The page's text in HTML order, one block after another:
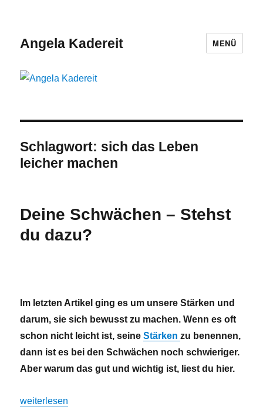
Angela Kadereit MENÜ
Schlagwort: sich das Leben
leicher machen
Deine Schwächen – Stehst
du dazu?
Im letzten Artikel ging es um unsere Stärken und
darum, sie sich bewusst zu machen. Wenn es oft
schon nicht leicht ist, seineStärkenzu benennen,
dann ist es bei den Schwächen noch schwieriger.
Aber warum das gut und wichtig ist, liest du hier.
„Deine Schwächen – Stehst du dazu?“
weiterlesen